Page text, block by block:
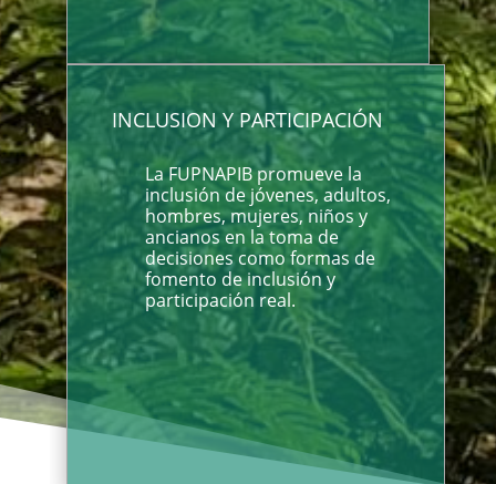
INCLUSION Y PARTICIPACIÓN
La FUPNAPIB promueve la
inclusión de jóvenes, adultos,
hombres, mujeres, niños y
ancianos en la toma de
decisiones como formas de
fomento de inclusión y
participación real.